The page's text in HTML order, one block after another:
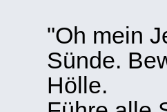
"Oh mein
Sünde.
Hölle.